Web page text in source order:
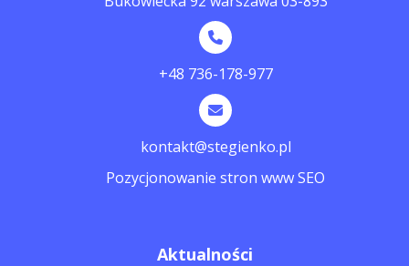
+48 736-178-977
kontakt@stegienko.pl
Pozycjonowanie stron www SEO
Aktualności